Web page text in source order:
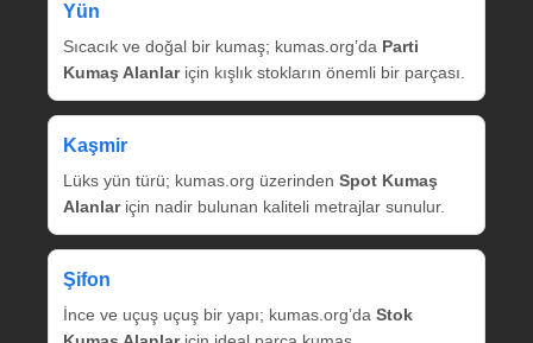
Yün
Sıcacık ve doğal bir kumaş; kumas.org’da Parti
Kumaş Alanlariçin kışlık stokların önemli bir parçası.
Kaşmir
Lüks yün türü; kumas.org üzerinden Spot Kumaş
Alanlariçin nadir bulunan kaliteli metrajlar sunulur.
Şifon
İnce ve uçuş uçuş bir yapı; kumas.org’da Stok